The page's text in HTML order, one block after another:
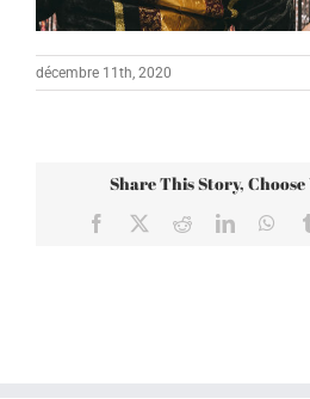
décembre 11th, 2020
Share This Story,
Facebook RedditLinkedIn